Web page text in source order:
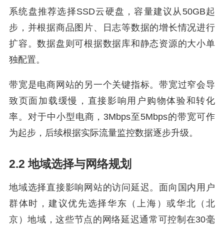
系统盘推荐选择SSD云硬盘，容量建议从50GB起
步，并根据商品图片、日志等数据的增长情况进行
扩容。数据盘则可根据数据库和静态资源的大小单
独配置。
带宽是电商网站的另一个关键指标。带宽过窄会导
致页面加载缓慢，直接影响用户购物体验和转化
率。对于中小型电商，3Mbps至5Mbps的带宽可作
为起步，后续根据实际流量监控数据逐步升级。
2.2 地域选择与网络规划
地域选择直接影响网站的访问延迟。面向国内用户
群体时，建议优先选择华东（上海）或华北（北
京）地域，这些节点的网络延迟通常可控制在30毫